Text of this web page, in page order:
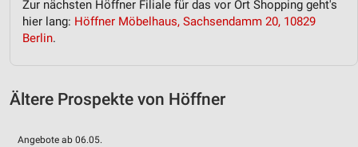
Zur nächsten Höffner Filiale für das vor Ort Shopping geht's
hier lang: Höffner Möbelhaus, Sachsendamm 20, 10829
Berlin.
Ältere Prospekte von Höffner
Angebote ab 06.05.